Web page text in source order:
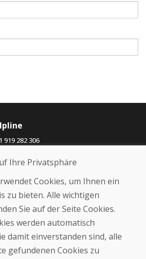
919 282 306
uns
Ihre Privatsphäre
Cookies, um Ihnen ein
zu bieten. Alle wichtigen
Sie auf der Seite Cookies.
werden automatisch
damit einverstanden sind, alle
gefundenen Cookies zu